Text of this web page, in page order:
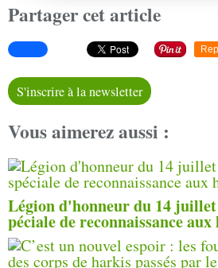
Partager cet article
S'inscrire à la newsletter
Vous aimerez aussi :
Légion d'honneur du 14
péciale de reconnaissance